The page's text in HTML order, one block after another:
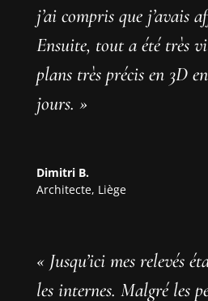
j’ai compris que j’avais
Ensuite, tout a été très
plans très précis en 3D
jours. »
Dimitri B.
Architecte, Liège
« Jusqu’ici mes relevés
les internes. Malgré les